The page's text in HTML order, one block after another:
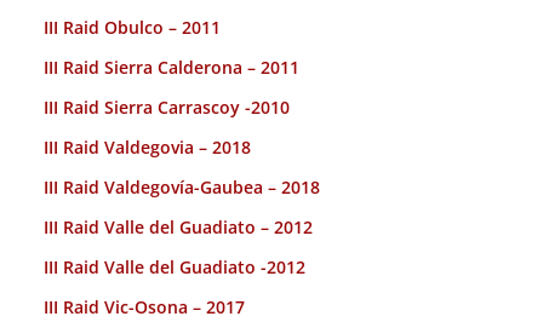
III Raid Obulco – 2011
III Raid Sierra Calderona – 2011
III Raid Sierra Carrascoy -2010
III Raid Valdegovia – 2018
III Raid Valdegovía-Gaubea – 2018
III Raid Valle del Guadiato – 2012
III Raid Valle del Guadiato -2012
III Raid Vic-Osona – 2017